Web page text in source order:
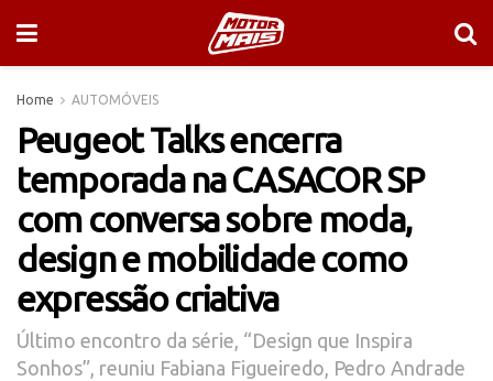
Home AUTOMÓVEIS
Peugeot Talks encerra
temporada na CASACOR SP
com conversa sobre moda,
design e mobilidade como
expressão criativa
Último encontro da série, “Design que Inspira
Sonhos”, reuniu Fabiana Figueiredo, Pedro Andrade